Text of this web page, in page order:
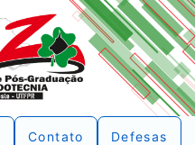
Contato Defesas